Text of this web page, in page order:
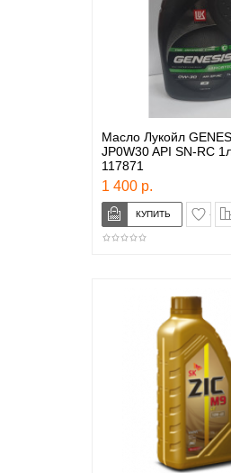
Масло Лукойл
JP0W30 API SN-RC
117871
1 400 р.
в